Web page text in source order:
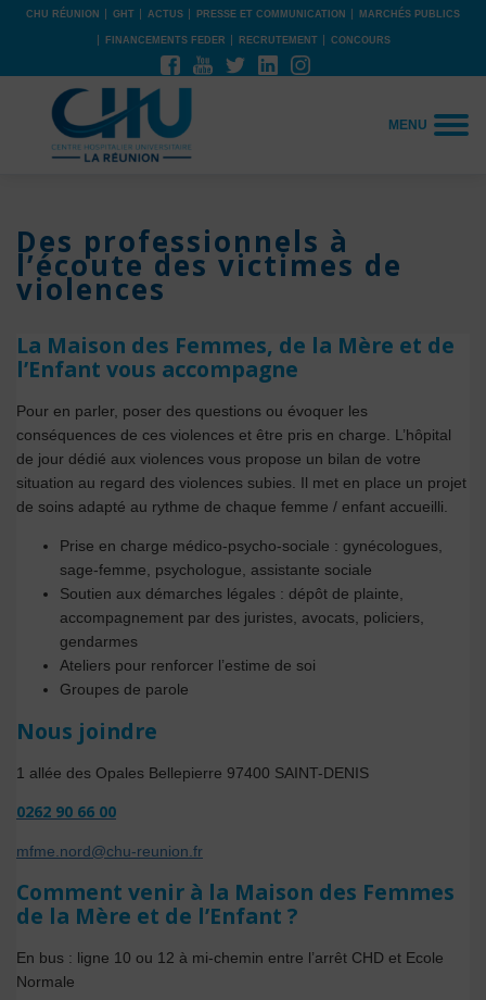
CHU RÉUNION GHT ACTUS PRESSE ET COMMUNICATION MARCHÉS PUBLICS
FINANCEMENTS FEDER RECRUTEMENT CONCOURS
MENU
Des professionnels à
l’écoute des victimes de
violences
La Maison des Femmes, de la Mère et de
l’Enfant vous accompagne
Pour en parler, poser des questions ou évoquer les
conséquences de ces violences et être pris en charge. L’hôpital
de jour dédié aux violences vous propose un bilan de votre
situation au regard des violences subies. Il met en place un projet
de soins adapté au rythme de chaque femme / enfant accueilli.
Prise en charge médico-psycho-sociale : gynécologues,
sage-femme, psychologue, assistante sociale
Soutien aux démarches légales : dépôt de plainte,
accompagnement par des juristes, avocats, policiers,
gendarmes
Ateliers pour renforcer l’estime de soi
Groupes de parole
Nous joindre
1 allée des Opales Bellepierre 97400 SAINT-DENIS
0262 90 66 00
mfme.nord@chu-reunion.fr
Comment venir à la Maison des Femmes
de la Mère et de l’Enfant ?
En bus : ligne 10 ou 12 à mi-chemin entre l’arrêt CHD et Ecole
Normale